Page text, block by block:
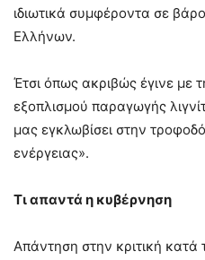
ιδιωτικά συμφέροντα σε
Ελλήνων.
Έτσι όπως ακριβώς έγινε με
εξοπλισμού παραγωγής
μας εγκλωβίσει στην
ενέργειας».
Τι απαντά η κυβέρνηση
Απάντηση στην κριτική